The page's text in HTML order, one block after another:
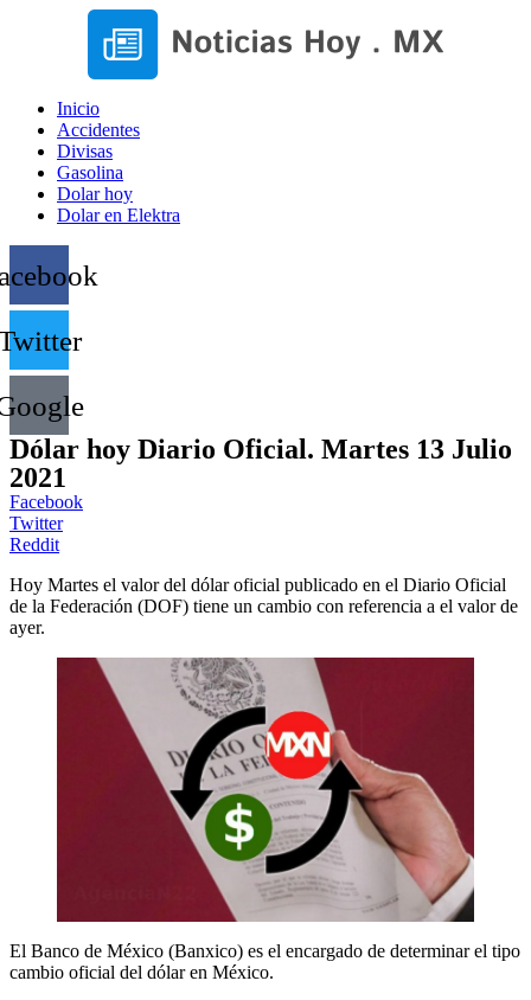
Inicio
Accidentes
Divisas
Gasolina
Dolar hoy
Dolar en Elektra
Dólar hoy Diario Oficial. Martes 13 Julio
2021
Facebook
Twitter
Reddit
Hoy Martes el valor del dólar oficial publicado en el Diario Oficial
de la Federación (DOF) tiene un cambio con referencia a el valor de
ayer.
El Banco de México (Banxico) es el encargado de determinar el tipo
cambio oficial del dólar en México.